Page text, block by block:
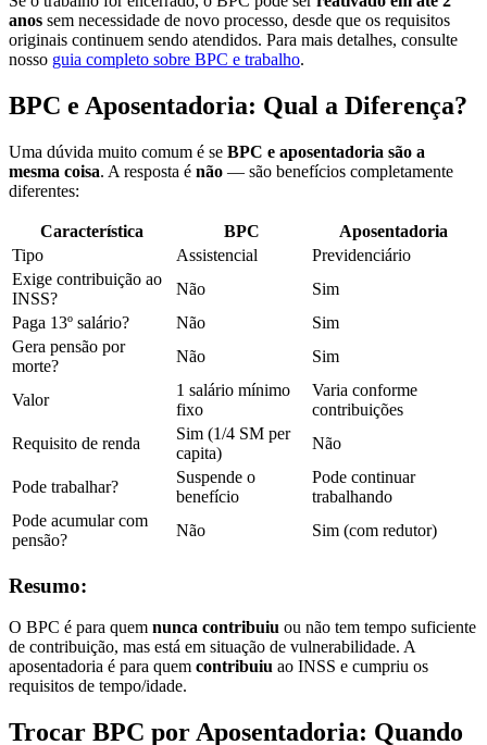
anos sem necessidade de novo processo, desde que os requisitos
originais continuem sendo atendidos. Para mais detalhes, consulte
nosso guia completo sobre BPC e trabalho.
BPC e Aposentadoria: Qual a Diferença?
Uma dúvida muito comum é se BPC e aposentadoria são a
mesma coisa. A resposta é não — são benefícios completamente
diferentes:
Característica BPC
Aposentadoria
Tipo
Assistencial
Previdenciário
Exige contribuição ao
INSS?
Não
Sim
Paga 13º salário?
Não
Sim
Gera pensão por
morte?
Não Sim
Valor
1 salário mínimo
fixo
Varia conforme
contribuições
Requisito de renda
Sim (1/4 SM per
capita)
Não
Pode trabalhar?
Suspende o
benefício
Pode continuar
trabalhando
Pode acumular com
pensão?
Não Sim (com redutor)
Resumo:
O BPC é para quem nunca contribuiu ou não tem tempo suficiente
de contribuição, mas está em situação de vulnerabilidade. A
aposentadoria é para quem contribuiu ao INSS e cumpriu os
requisitos de tempo/idade.
Trocar BPC por Aposentadoria: Quando